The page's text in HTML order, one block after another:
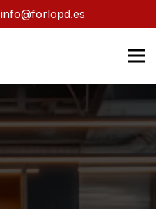
info@forlopd.es